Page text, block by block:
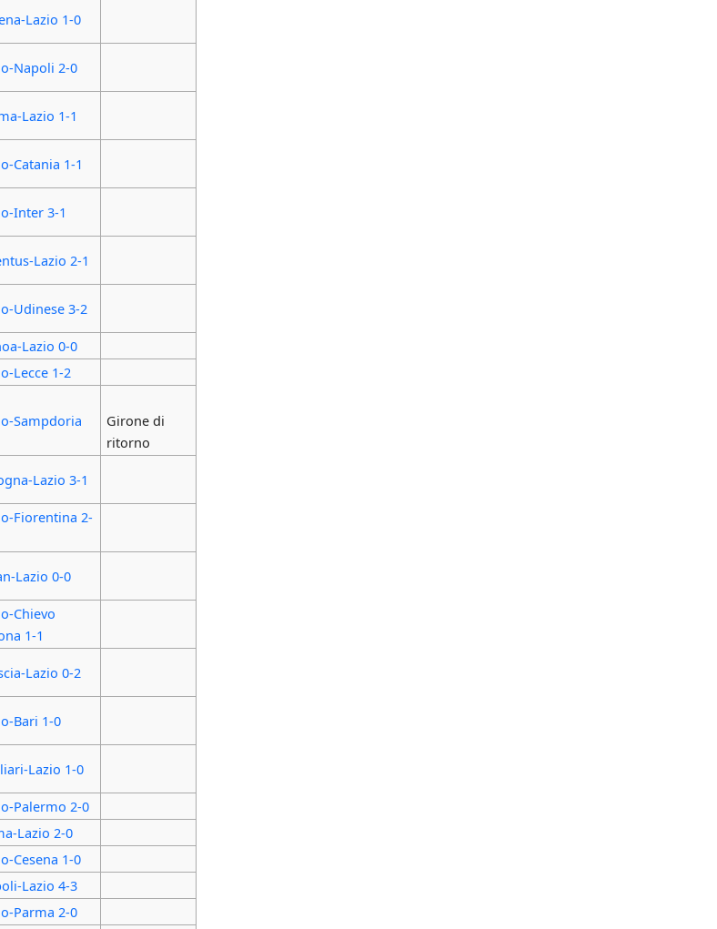
Lazio 1-0
Napoli 2-0
Lazio 1-1
Catania 1-1
Inter 3-1
Lazio 2-1
Udinese 3-2
Lazio 0-0
Lecce 1-2
Sampdoria
Girone di
ritorno
Lazio 3-1
Fiorentina 2-
Lazio 0-0
Chievo
1-1
Lazio 0-2
Bari 1-0
Lazio 1-0
Palermo 2-0
Lazio 2-0
Cesena 1-0
Lazio 4-3
Parma 2-0